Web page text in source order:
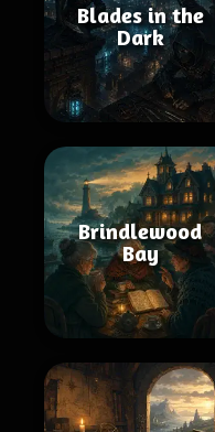
Blades in the
Dark
Brindlewood
Bay